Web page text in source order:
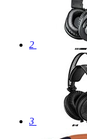
2
3